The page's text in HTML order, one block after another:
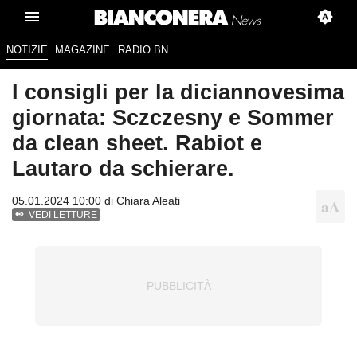
NOTIZIE MAGAZINE RADIO BN
I consigli per la diciannovesima
giornata: Sczczesny e Sommer
da clean sheet. Rabiot e
Lautaro da schierare.
05.01.2024 10:00 di Chiara Aleati
VEDI LETTURE